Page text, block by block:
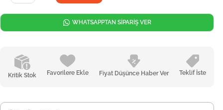
Kritik Stok Favorilere Ekle Fiyat Düşünce Haber Ver Teklif İste
WHATSAPPTAN SİPARİŞ VER